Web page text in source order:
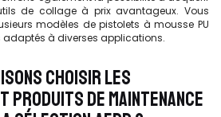
de collage à prix avantageux. Vous
modèles de pistolets à mousse PU
adaptés à diverses applications.
CHOISIR LES
PRODUITS DE MAINTENANCE